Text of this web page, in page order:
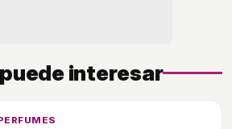
interesar